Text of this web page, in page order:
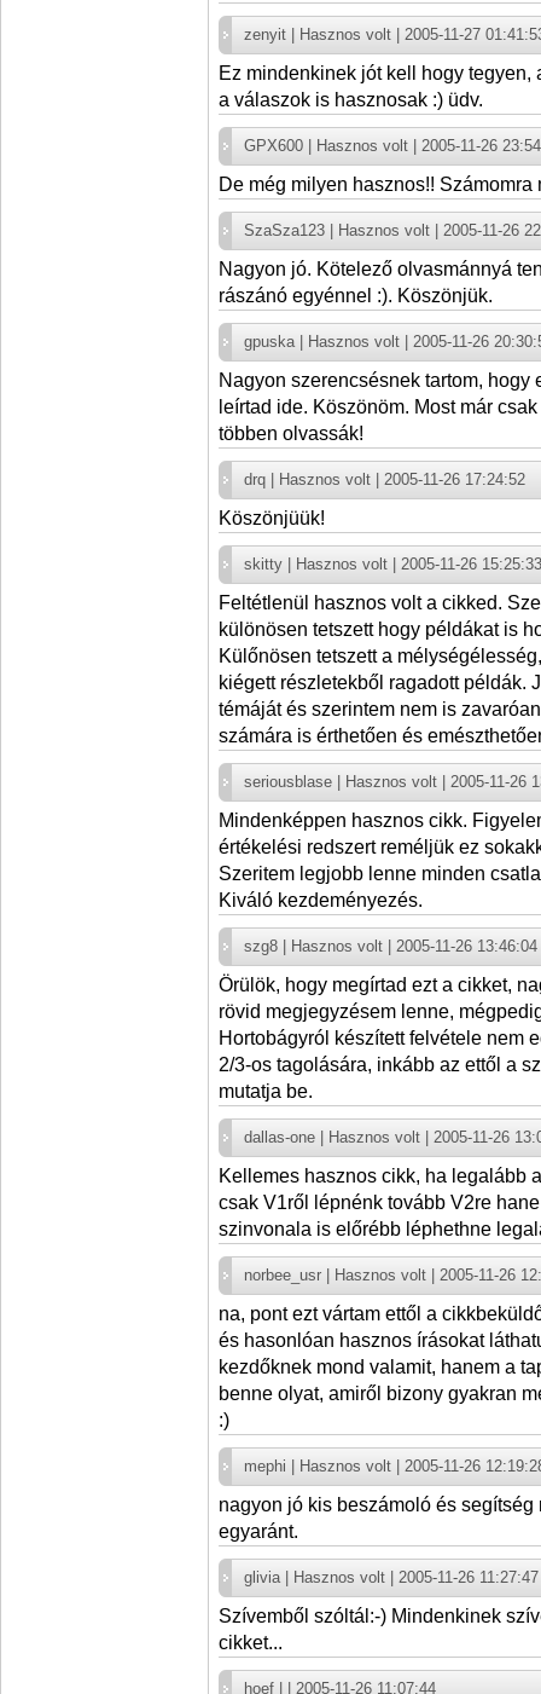
zenyit | Hasznos volt | 2005-11-27
Ez mindenkinek jót kell hogy
a válaszok is hasznosak :) üdv.
GPX600 | Hasznos volt | 2005-11-26
De még milyen hasznos!! Számomra
SzaSza123 | Hasznos volt | 2005-11-26
Nagyon jó. Kötelező olvasmánnyá
rászánó egyénnel :). Köszönjük.
gpuska | Hasznos volt | 2005-11-26
Nagyon szerencsésnek tartom, hogy
leírtad ide. Köszönöm. Most már
többen olvassák!
drq | Hasznos volt | 2005-11-26 17:24:52
Köszönjüük!
skitty | Hasznos volt | 2005-11-26 15:25:33
Feltétlenül hasznos volt a cikked.
különösen tetszett hogy példákat is
Külőnösen tetszett a
kiégett részletekből ragadott példák.
témáját és szerintem nem is
számára is érthetően és
seriousblase | Hasznos volt | 2005-11-26
Mindenképpen hasznos cikk.
értékelési redszert reméljük ez
Szeritem legjobb lenne minden
Kiváló kezdeményezés.
szg8 | Hasznos volt | 2005-11-26 13:46:04
Örülök, hogy megírtad ezt a cikket,
rövid megjegyzésem lenne,
Hortobágyról készített felvétele nem
2/3-os tagolására, inkább az ettől a
mutatja be.
dallas-one | Hasznos volt | 2005-11-26
Kellemes hasznos cikk, ha legalább
csak V1ről lépnénk tovább V2re
szinvonala is előrébb léphethne
norbee_usr | Hasznos volt | 2005-11-26
na, pont ezt vártam ettől a
és hasonlóan hasznos írásokat
kezdőknek mond valamit, hanem a
benne olyat, amiről bizony gyakran
:)
mephi | Hasznos volt | 2005-11-26
nagyon jó kis beszámoló és
egyaránt.
glivia | Hasznos volt | 2005-11-26 11:27:47
Szívemből szóltál:-) Mindenkinek
cikket...
hoef | | 2005-11-26 11:07:44